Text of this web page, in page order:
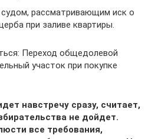
рассматривающим иск о
при заливе квартиры.
Переход общедолевой
участок при покупке
навстречу сразу, считает,
не дойдет.
все требования,